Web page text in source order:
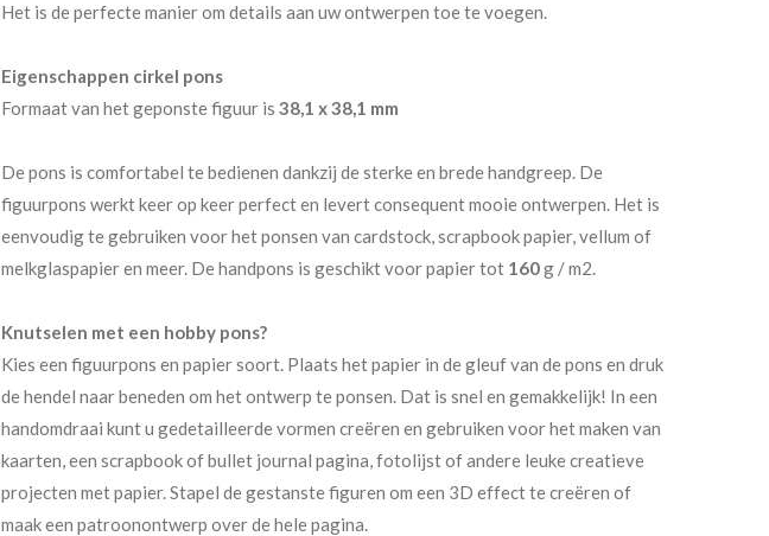
Het is de perfecte manier om details aan uw ontwerpen toe te voegen.
Eigenschappen cirkel pons
Formaat van het geponste figuur is 38,1 x 38,1 mm
De pons is comfortabel te bedienen dankzij de sterke en brede handgreep. De
figuurpons werkt keer op keer perfect en levert consequent mooie ontwerpen. Het is
eenvoudig te gebruiken voor het ponsen van cardstock, scrapbook papier, vellum of
melkglaspapier en meer. De handpons is geschikt voor papier tot 160g / m2.
Knutselen met een hobby pons?
Kies een figuurpons en papier soort. Plaats het papier in de gleuf van de pons en druk
de hendel naar beneden om het ontwerp te ponsen. Dat is snel en gemakkelijk! In een
handomdraai kunt u gedetailleerde vormen creëren en gebruiken voor het maken van
kaarten, een scrapbook of bullet journal pagina, fotolijst of andere leuke creatieve
projecten met papier. Stapel de gestanste figuren om een 3D effect te creëren of
maak een patroonontwerp over de hele pagina.